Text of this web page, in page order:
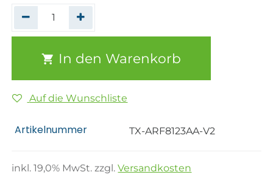
In den Warenkorb
Auf die Wunschliste
Artikelnummer TX-ARF8123AA-V2
inkl.19,0% MwSt. zzgl.Versandkosten